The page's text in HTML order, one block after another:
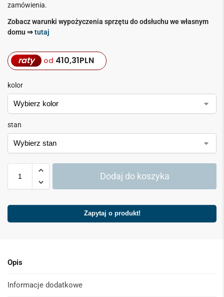
zamówienia.
Zobacz warunki wypożyczenia sprzętu do odsłuchu we własnym
domu ⇒tutaj
raty od 410,31PLN
kolor
stan
Dodaj do koszyka
Zapytaj o produkt!
Opis
Informacje dodatkowe